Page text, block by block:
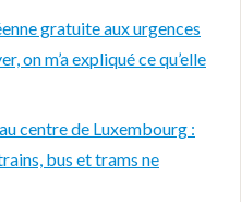
gratuite aux urgences
on m’a expliqué ce qu’elle
centre de Luxembourg :
bus et trams ne